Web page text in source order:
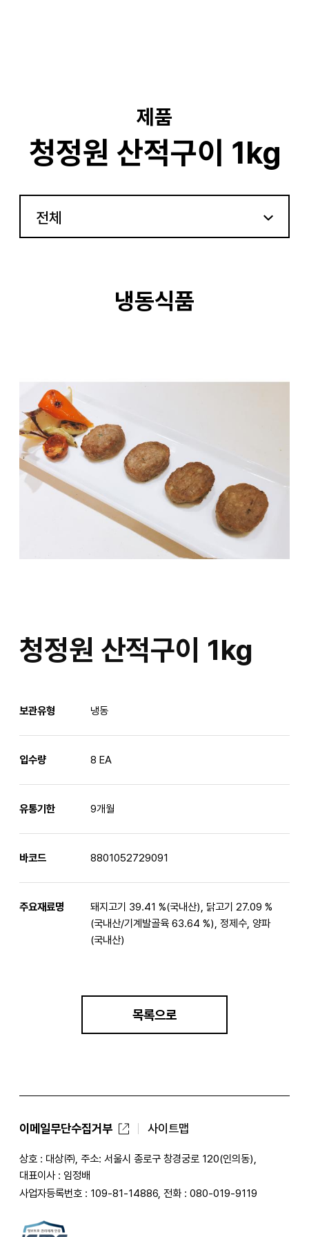
제품
청정원 산적구이 1kg
전체
냉동식품
청정원 산적구이 1kg
보관유형 냉동
입수량 8 EA
유통기한 9개월
바코드 8801052729091
주요재료명
돼지고기 39.41 %(국내산), 닭고기 27.09 %
(국내산/기계발골육 63.64 %), 정제수, 양파
(국내산)
목록으로
이메일무단수집거부 사이트맵
상호 : 대상㈜, 주소: 서울시 종로구 창경궁로 120(인의동),
대표이사 : 임정배
사업자등록번호 : 109-81-14886, 전화 : 080-019-9119